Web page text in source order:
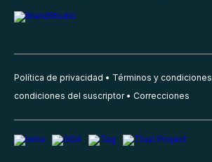
Política de privacidad Términos y condiciones
condiciones del suscriptor
Correcciones